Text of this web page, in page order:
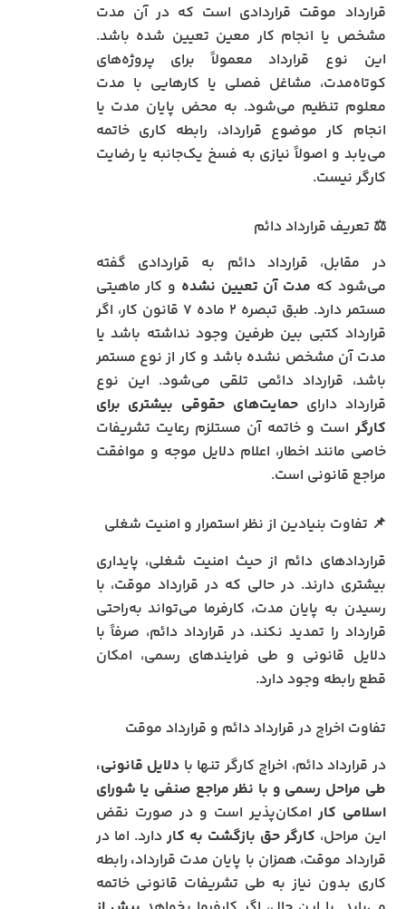
قرارداد موقت قراردادی است که در آن مدت
مشخص یا انجام کار معین تعیین شده باشد.
این نوع قرارداد معمولاً برای پروژه‌های
کوتاه‌مدت، مشاغل فصلی یا کارهایی با مدت
معلوم تنظیم می‌شود. به محض پایان مدت یا
انجام کار موضوع قرارداد، رابطه کاری خاتمه
می‌یابد و اصولاً نیازی به فسخ یک‌جانبه یا رضایت
کارگر نیست.
⚖️ تعریف قرارداد دائم
در مقابل، قرارداد دائم به قراردادی گفته
می‌شود که مدت آن تعیین نشده و کار ماهیتی
مستمر دارد. طبق تبصره ۲ ماده ۷ قانون کار، اگر
قرارداد کتبی بین طرفین وجود نداشته باشد یا
مدت آن مشخص نشده باشد و کار از نوع مستمر
باشد، قرارداد دائمی تلقی می‌شود. این نوع
قرارداد دارایحمایت‌های حقوقی بیشتری برای
کارگر است و خاتمه آن مستلزم رعایت تشریفات
خاصی مانند اخطار، اعلام دلایل موجه و موافقت
مراجع قانونی است.
📌 تفاوت بنیادین از نظر استمرار و امنیت شغلی
قراردادهای دائم از حیث امنیت شغلی، پایداری
بیشتری دارند. در حالی که در قرارداد موقت، با
رسیدن به پایان مدت، کارفرما می‌تواند به‌راحتی
قرارداد را تمدید نکند، در قرارداد دائم، صرفاً با
دلایل قانونی و طی فرایندهای رسمی، امکان
قطع رابطه وجود دارد.
تفاوت‌ اخراج در قرارداد دائم و قرارداد موقت
در قرارداد دائم، اخراج کارگر تنها با دلایل قانونی،
طی مراحل رسمی و با نظر مراجع صنفی یا شورای
اسلامی کار امکان‌پذیر است و در صورت نقض
این مراحل، کارگر حق بازگشت به کار دارد. اما در
قرارداد موقت، همزان با پایان مدت قرارداد، رابطه
کاری بدون نیاز به طی تشریفات قانونی خاتمه